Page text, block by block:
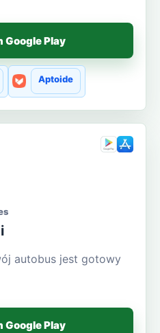
Google Play
Aptoide
autobus jest gotowy
Google Play